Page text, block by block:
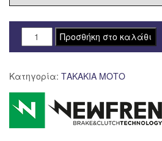
ΤΑΚΑΚΙΑ
FD0502TS
F629
ποσότητα
Προσθήκη στο καλάθι
Κατηγορία: ΤΑΚΑΚΙΑ ΜΟΤΟ